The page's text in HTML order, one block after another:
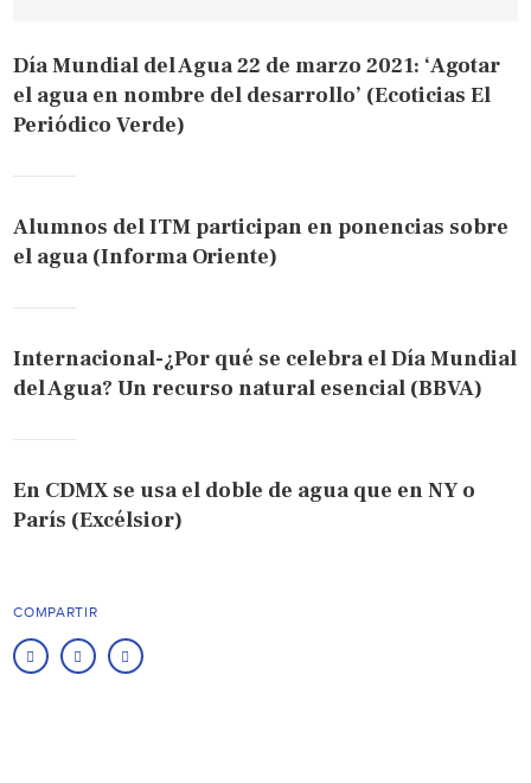
Día Mundial del Agua 22 de marzo 2021: ‘Agotar
el agua en nombre del desarrollo’ (Ecoticias El
Periódico Verde)
Alumnos del ITM participan en ponencias sobre
el agua (Informa Oriente)
Internacional-¿Por qué se celebra el Día Mundial
del Agua? Un recurso natural esencial (BBVA)
En CDMX se usa el doble de agua que en NY o
París (Excélsior)
COMPARTIR